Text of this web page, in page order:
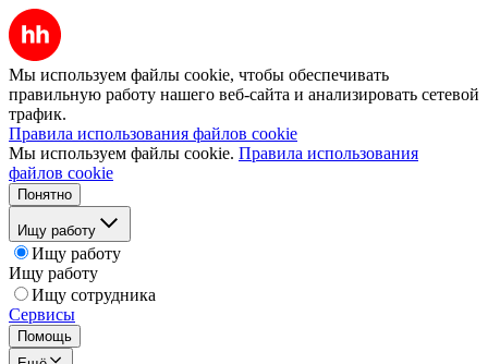
Мы используем файлы cookie, чтобы обеспечивать
правильную работу нашего веб-сайта и анализировать сетевой
трафик.
Правила использования файлов cookie
Мы используем файлы cookie. Правила использования
файлов cookie
Понятно
Ищу работу
Ищу работу
Ищу работу
Ищу сотрудника
Сервисы
Помощь